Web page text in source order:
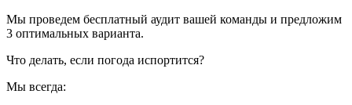
Мы проведем бесплатный аудит вашей команды и предложим
3 оптимальных варианта.
Что делать, если погода испортится?
Мы всегда: